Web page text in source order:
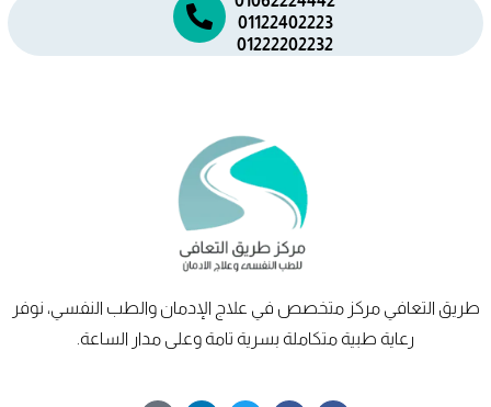
01122402223
01222202232
طريقالتعافي
مركز متخصص في علاج الإدمان والطب النفسي، نوفر
رعاية طبية متكاملة بسرية تامة وعلى مدار الساعة.